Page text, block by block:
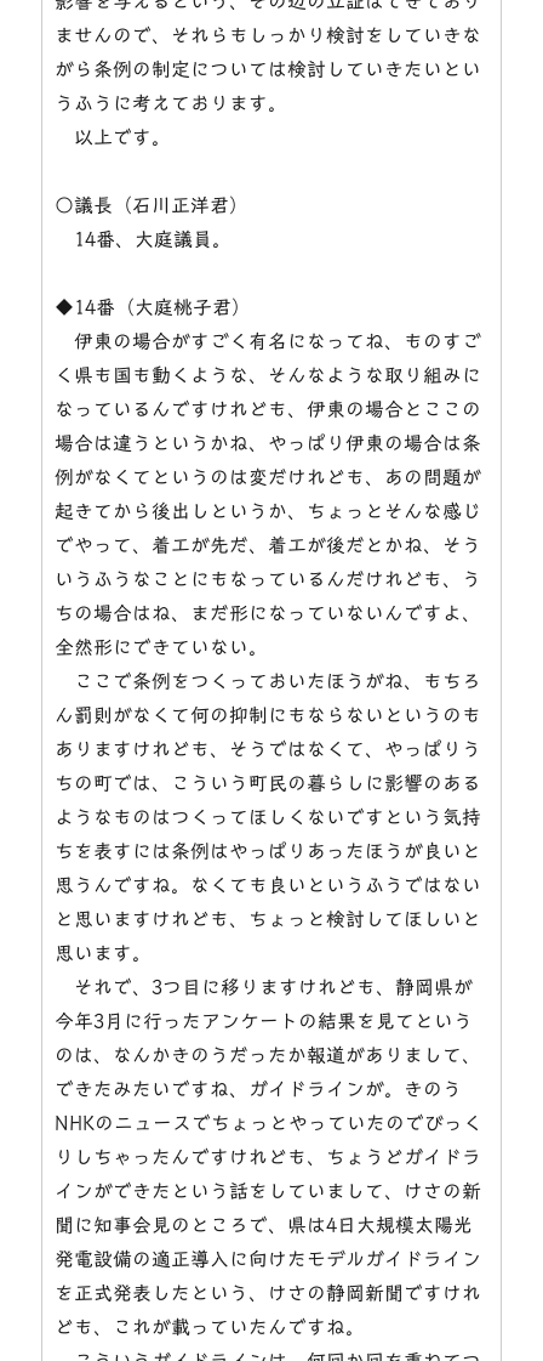
ませんので、それらもしっかり検討をしていきな
がら条例の制定については検討していきたいとい
うふうに考えております。
以上です。
○議長（石川正洋君）
14番、大庭議員。
◆14番（大庭桃子君）
伊東の場合がすごく有名になってね、ものすご
く県も国も動くような、そんなような取り組みに
なっているんですけれども、伊東の場合とここの
場合は違うというかね、やっぱり伊東の場合は条
例がなくてというのは変だけれども、あの問題が
起きてから後出しというか、ちょっとそんな感じ
でやって、着工が先だ、着工が後だとかね、そう
いうふうなことにもなっているんだけれども、う
ちの場合はね、まだ形になっていないんですよ、
全然形にできていない。
ここで条例をつくっておいたほうがね、もちろ
ん罰則がなくて何の抑制にもならないというのも
ありますけれども、そうではなくて、やっぱりう
ちの町では、こういう町民の暮らしに影響のある
ようなものはつくってほしくないですという気持
ちを表すには条例はやっぱりあったほうが良いと
思うんですね。なくても良いというふうではない
と思いますけれども、ちょっと検討してほしいと
思います。
それで、3つ目に移りますけれども、静岡県が
今年3月に行ったアンケートの結果を見てという
のは、なんかきのうだったか報道がありまして、
できたみたいですね、ガイドラインが。きのう
NHKのニュースでちょっとやっていたのでびっく
りしちゃったんですけれども、ちょうどガイドラ
インができたという話をしていまして、けさの新
聞に知事会見のところで、県は4日大規模太陽光
発電設備の適正導入に向けたモデルガイドライン
を正式発表したという、けさの静岡新聞ですけれ
ども、これが載っていたんですね。